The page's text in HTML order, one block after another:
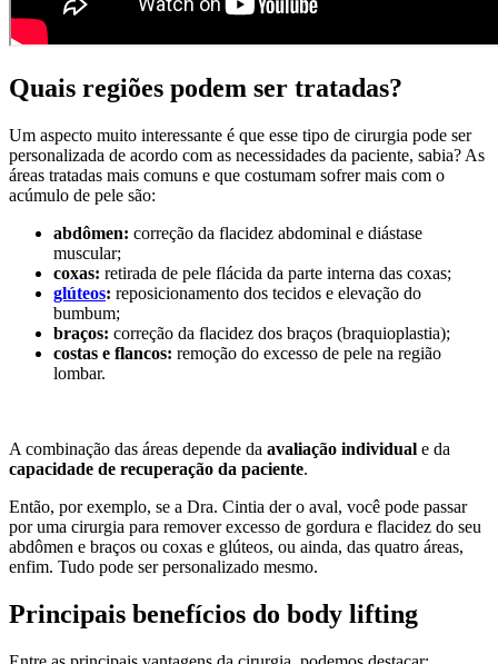
Quais regiões podem ser tratadas?
Um aspecto muito interessante é que esse tipo de cirurgia pode ser
personalizada de acordo com as necessidades da paciente, sabia? As
áreas tratadas mais comuns e que costumam sofrer mais com o
acúmulo de pele são:
abdômen: correção da flacidez abdominal e diástase
muscular;
coxas: retirada de pele flácida da parte interna das coxas;
glúteos: reposicionamento dos tecidos e elevação do
bumbum;
braços: correção da flacidez dos braços (braquioplastia);
costas e flancos: remoção do excesso de pele na região
lombar.
A combinação das áreas depende da avaliação individual e da
capacidade de recuperação da paciente.
Então, por exemplo, se a Dra. Cintia der o aval, você pode passar
por uma cirurgia para remover excesso de gordura e flacidez do seu
abdômen e braços ou coxas e glúteos, ou ainda, das quatro áreas,
enfim. Tudo pode ser personalizado mesmo.
Principais benefícios do body lifting